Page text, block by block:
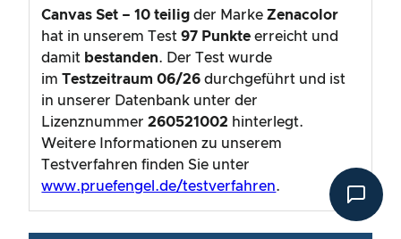
Canvas Set – 10 teilig der MarkeZenacolor
hat in unserem Test 97 Punkteerreicht und
damit bestanden. Der Test wurde
imTestzeitraum06/26 durchgeführt und ist
in unserer Datenbank unter der
Lizenznummer260521002 hinterlegt.
Weitere Informationen zu unserem
Testverfahren finden Sie unter
www.pruefengel.de/testverfahren.